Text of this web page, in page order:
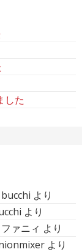
した
bucchi より
より
ファニィ より
より